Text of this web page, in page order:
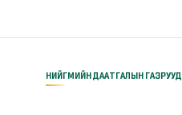
НИЙГМИЙН ДААТГАЛЫН ГАЗРУУД